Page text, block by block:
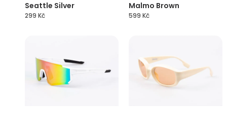
Seattle Silver
299 Kč
Malmo Brown
599 Kč